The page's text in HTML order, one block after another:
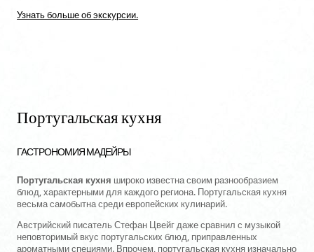
Узнать больше об экскурсии.
Португальская кухня
ГАСТРОНОМИЯ МАДЕЙРЫ
Португальская кухня широко известна своим разнообразием
блюд, характерными для каждого региона. Португальская кухня
весьма самобытна среди европейских кулинарий.
Австрийский писатель Стефан Цвейг даже сравнил с музыкой
неповторимый вкус португальских блюд, приправленных
ароматными специями. Впрочем, португальская кухня изначально